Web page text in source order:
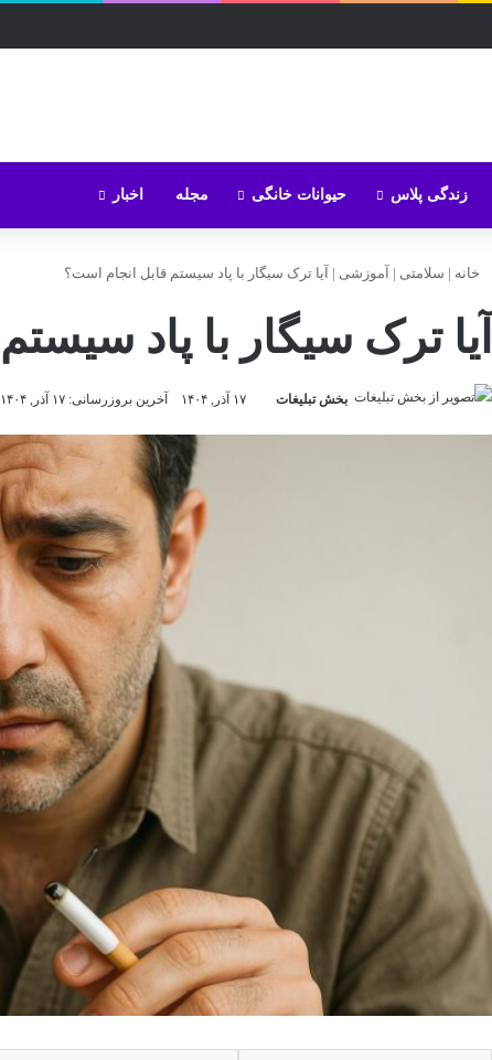
زندگی پلاس حیوانات خانگی مجله اخبار
خانه | سلامتی | آموزشی | آیا ترک سیگار با پاد سیستم قابل انجام است؟
آیا ترک سیگار با پاد
بخش تبلیغات ۱۷ آذر, ۱۴۰۴ آخرین بروزرسانی: ۱۷ آذر, ۱۴۰۴